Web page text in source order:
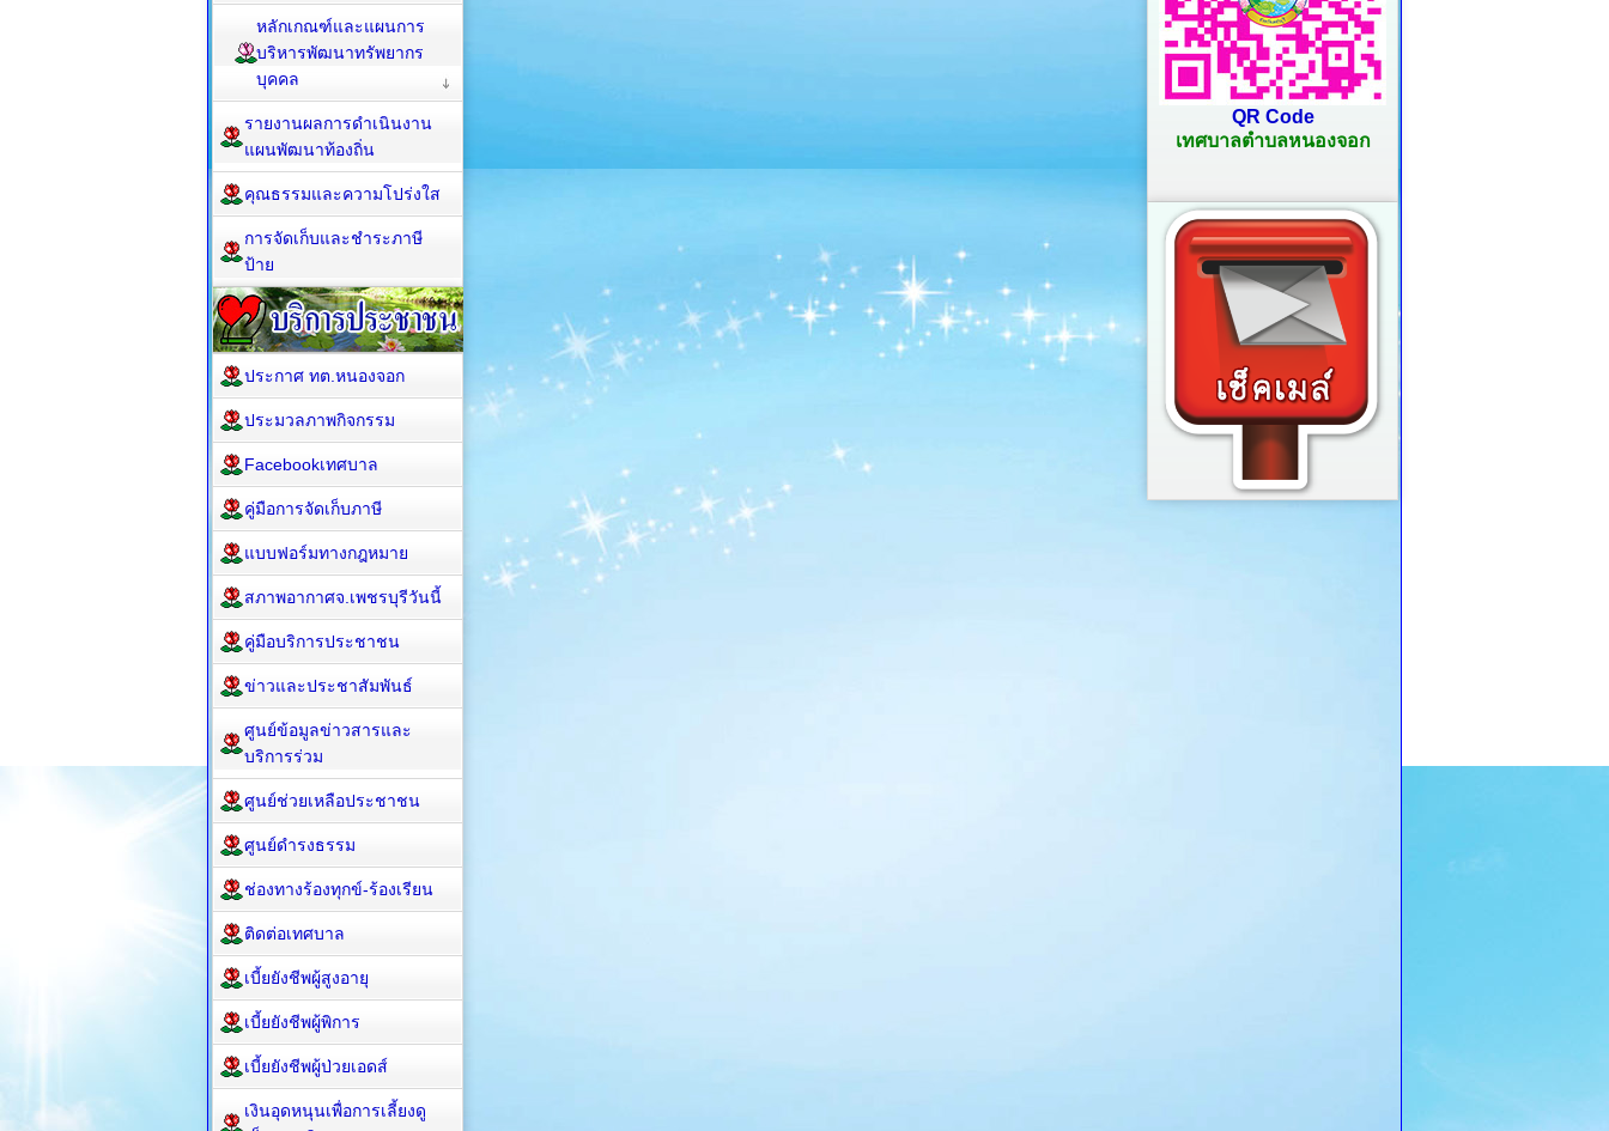
หลักเกณฑ์และแผนการ
บริหารพัฒนาทรัพยากร
บุคคล
รายงานผลการดำเนินงาน
แผนพัฒนาท้องถิ่น
คุณธรรมและความโปร่งใส
การจัดเก็บและชำระภาษี
ป้าย
ประกาศ ทต.หนองจอก
ประมวลภาพกิจกรรม
Facebookเทศบาล
คู่มือการจัดเก็บภาษี
แบบฟอร์มทางกฎหมาย
สภาพอากาศจ.เพชรบุรีวันนี้
คู่มือบริการประชาชน
ข่าวและประชาสัมพันธ์
ศูนย์ข้อมูลข่าวสารและ
บริการร่วม
ศูนย์ช่วยเหลือประชาชน
ศูนย์ดำรงธรรม
ช่องทางร้องทุกข์-ร้องเรียน
ติดต่อเทศบาล
เบี้ยยังชีพผู้สูงอายุ
เบี้ยยังชีพผู้พิการ
เบี้ยยังชีพผู้ป่วยเอดส์
เงินอุดหนุนเพื่อการเลี้ยงดู
QR Code
เทศบาลตำบลหนองจอก